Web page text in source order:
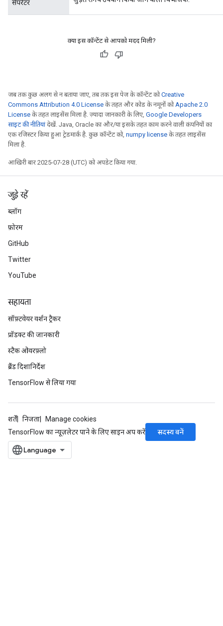
सेपरेटर
क्या इस कॉन्टेंट से आपको मदद मिली?
जब तक कुछ अलग से न बताया जाए, तब तक इस पेज के कॉन्टेंट कोCreative
Commons Attribution 4.0 License के तहत और कोड के नमूनों कोApache 2.0
License के तहत लाइसेंस मिला है. ज़्यादा जानकारी के लिए, Google Developers
साइट की नीतियांदेखें. Java, Oracle का और/या इसके तहत काम करने वाली कंपनियों का
एक रजिस्टर किया हुआ ट्रेडमार्क है. कुछ कॉन्टेंट को, numpy license के तहत लाइसेंस
मिला है.
आखिरी बार 2025-07-28 (UTC) को अपडेट किया गया.
जुड़े रहें
ब्लॉग
फ़ोरम
GitHub
Twitter
YouTube
सहायता
सॉफ़्टवेयर वर्शन ट्रैकर
प्रॉडक्ट की जानकारी
स्टैक ओवरफ़्लो
ब्रैंड दिशानिर्देश
TensorFlow से लिया गया
शर्तें निजता
Manage cookies
TensorFlow का न्यूज़लेटर पाने के लिए साइन अप करें
सदस्य बनें